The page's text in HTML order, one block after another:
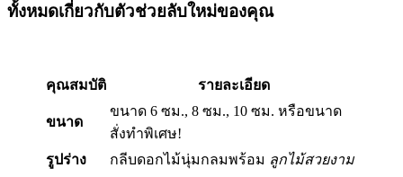
ทั้งหมดเกี่ยวกับตัวช่วยลับใหม่ของคุณ
คุณสมบัติ รายละเอียด
ขนาด
ขนาด 6 ซม., 8 ซม., 10 ซม. หรือขนาด
สั่งทำพิเศษ!
รูปร่าง
กลีบดอกไม้นุ่มกลมพร้อม ลูกไม้สวยงาม